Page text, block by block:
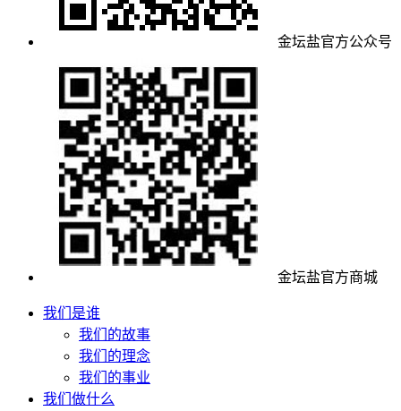
金坛盐官方公众号
金坛盐官方商城
我们是谁
我们的故事
我们的理念
我们的事业
我们做什么